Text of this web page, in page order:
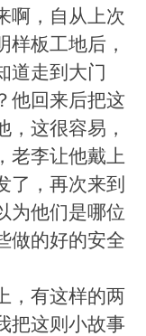
啊，自从上次
样板工地后，
道走到大门
他回来后把这
，这很容易，
老李让他戴上
了，再次来到
为他们是哪位
做的好的安全
，有这样的两
把这则小故事